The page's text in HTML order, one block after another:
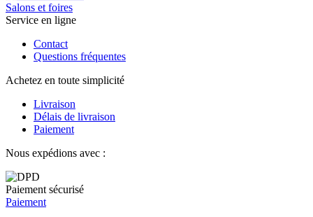
Salons et foires
Service en ligne
Contact
Questions fréquentes
Achetez en toute simplicité
Livraison
Délais de livraison
Paiement
Nous expédions avec :
Paiement sécurisé
Paiement